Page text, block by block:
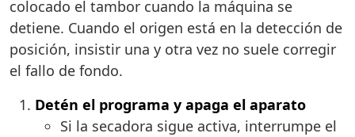
colocado el tambor cuando la máquina se
detiene. Cuando el origen está en la detección de
posición, insistir una y otra vez no suele corregir
el fallo de fondo.
Detén el programa y apaga el aparato
Si la secadora sigue activa, interrumpe el